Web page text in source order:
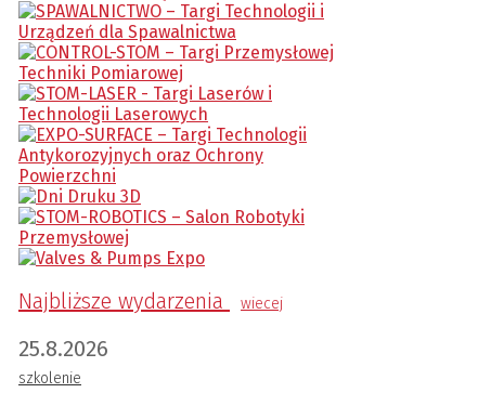
Najbliższe wydarzenia wiecej
25.8.2026
szkolenie